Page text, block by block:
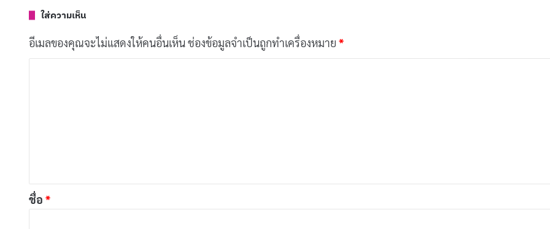
ใส่ความเห็น
อีเมลของคุณจะไม่แสดงให้คนอื่นเห็นช่องข้อมูลจำเป็นถูกทำเครื่องหมาย *
*
ชื่อ *